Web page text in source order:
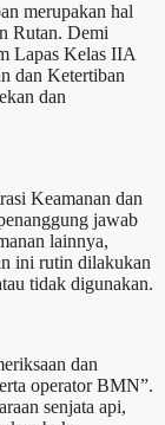
merupakan hal
Rutan. Demi
Lapas Kelas IIA
dan Ketertiban
dan
Keamanan dan
jawab
lainnya,
ini rutin dilakukan
tidak digunakan.
dan
operator BMN”.
senjata api,